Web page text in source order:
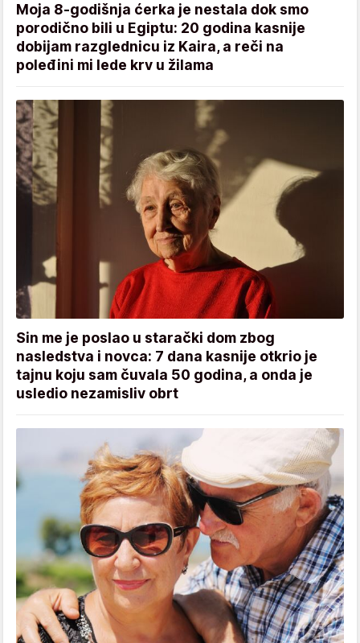
Moja 8-godišnja ćerka je nestala dok smo
porodično bili u Egiptu: 20 godina kasnije
dobijam razglednicu iz Kaira, a reči na
poleđini mi lede krv u žilama
Sin me je poslao u starački dom zbog
nasledstva i novca: 7 dana kasnije otkrio je
tajnu koju sam čuvala 50 godina, a onda je
usledio nezamisliv obrt